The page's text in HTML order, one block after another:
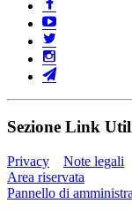
Sezione Link
Privacy Note legali
Area riservata
Pannello di